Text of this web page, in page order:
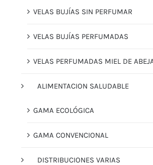
VELAS BUJÍAS SIN PERFUMAR
VELAS BUJÍAS PERFUMADAS
VELAS PERFUMADAS MIEL DE
ALIMENTACION SALUDABLE
GAMA ECOLÓGICA
GAMA CONVENCIONAL
DISTRIBUCIONES VARIAS